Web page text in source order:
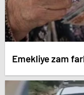
Emekliye zam